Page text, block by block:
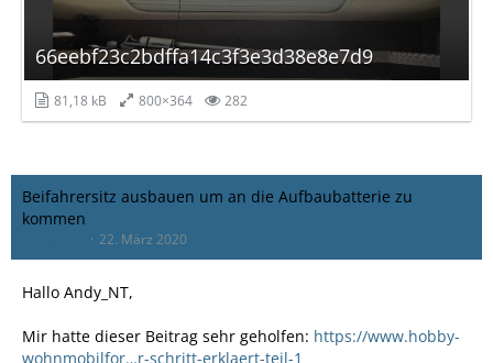
66eebf23c2bdffa14c3f3e3d38e8e7d9
81,18 kB 800×364 282
Beifahrersitz ausbauen um an die Aufbaubatterie zu
kommen
22. März 2020
Hallo Andy_NT,
Mir hatte dieser Beitrag sehr geholfen: https://www.hobby-
wohnmobilfor…r-schritt-erklaert-teil-1